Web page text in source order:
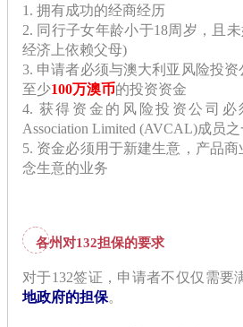
1. 拥有成功的经商经历
2. 同行子女年龄小于18周岁，且
经济上依赖父母)
3. 申请者必须与澳大利亚风险投
至少100万澳币的投资资金
4. 获得资金的风险投资公司必须
Association Limited (AVCAL)成员之
5. 资金必须用于新建生意，产品
念生意的业务
各州对132担保的要求
对于132签证，申请者不仅仅需要
地政府的担保。